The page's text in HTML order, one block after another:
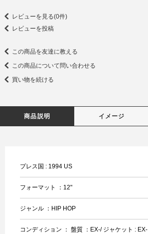
レビューを見る(0件)
レビューを投稿
この商品を友達に教える
この商品について問い合わせる
買い物を続ける
商品説明 イメージ
プレス国 : 1994 US
フォーマット ：12"
ジャンル ：HIP HOP
コンディション ： 盤質 ：EX-/ ジャケット : EX-